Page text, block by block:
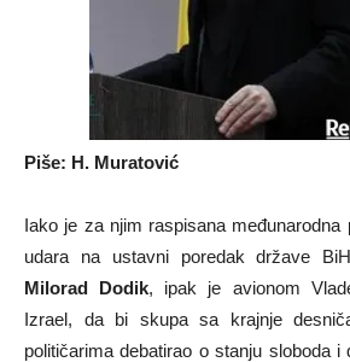
Piše: H. Muratović
Iako je za njim raspisana međunarodna
udara na ustavni poredak države
Milorad Dodik, ipak je avionom
Izrael, da bi skupa sa krajnje
političarima debatirao o stanju sloboda i